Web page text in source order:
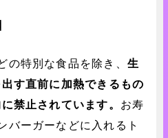
の特別な食品を除き、 生
す直前に加熱できるもの
禁止されています。 お寿
バーガーなどに入れるト